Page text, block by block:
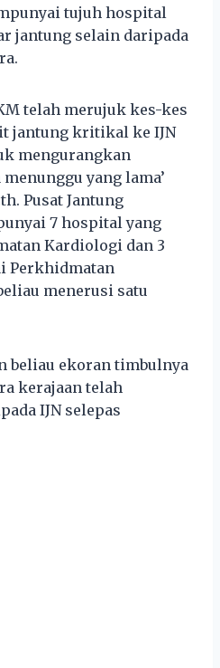
tujuh hospital
jantung selain daripada
telah merujuk kes-kes
jantung kritikal ke IJN
mengurangkan
yang lama’
Pusat Jantung
7 hospital yang
Kardiologi dan 3
Perkhidmatan
menerusi satu
beliau ekoran timbulnya
kerajaan telah
IJN selepas